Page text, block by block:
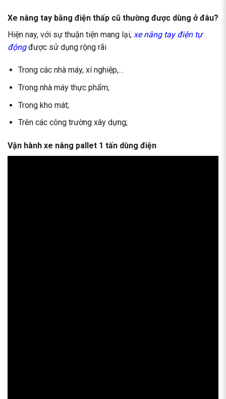
Xe nâng tay bằng điện thấp cũ thường được dùng ở đâu?
Hiện nay, với sự thuận tiện mang lại, xe nâng tay điện tự
độngđược sử dụng rộng rãi
Trong các nhà máy, xí nghiệp,…
Trong nhà máy thực phẩm;
Trong kho mát;
Trên các công trường xây dựng;
Vận hành xe nâng pallet 1 tấn dùng điện